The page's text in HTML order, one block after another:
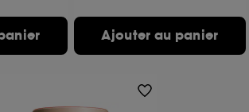
Ajouter au panier